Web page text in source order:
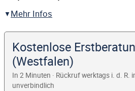
Mehr Infos
Kostenlose
(Westfalen)
In 2 Minuten · Rückruf werktags i. d. R.
unverbindlich